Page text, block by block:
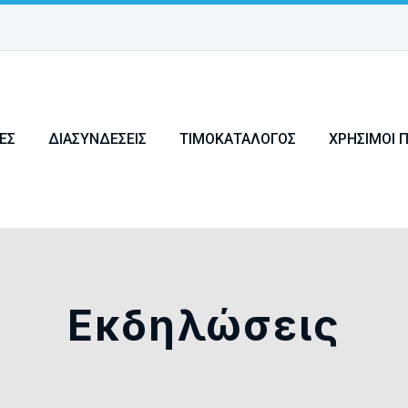
ΔΙΑΣΥΝΔΈΣΕΙΣ ΤΙΜΟΚΑΤΆΛΟΓΟΣ ΧΡΉΣΙΜΟΙ
Εκδηλώσεις